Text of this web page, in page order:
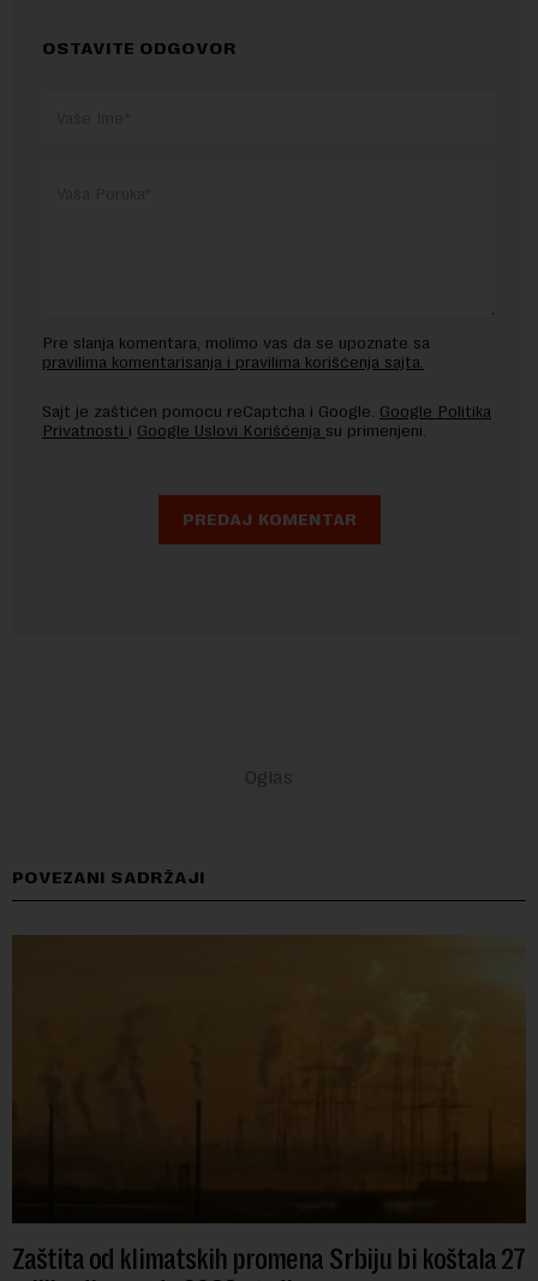
OSTAVITE ODGOVOR
Pre slanja komentara, molimo vas da se upoznate sa
pravilima komentarisanja i pravilima korišćenja sajta.
Sajt je zaštićen pomocu reCaptcha i Google. Google Politika
Privatnosti i Google Uslovi Korišćenja su primenjeni.
POVEZANI SADRŽAJI
Zaštita od klimatskih promena Srbiju bi koštala 27